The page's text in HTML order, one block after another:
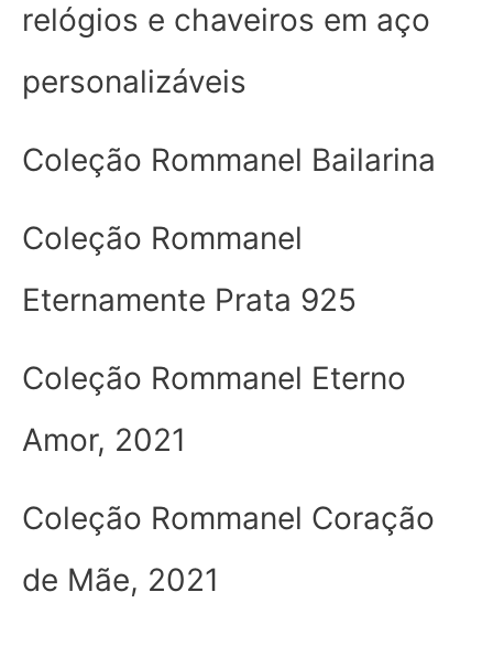
relógios e chaveiros em aço
personalizáveis
Coleção Rommanel Bailarina
Coleção Rommanel
Eternamente Prata 925
Coleção Rommanel Eterno
Amor, 2021
Coleção Rommanel Coração
de Mãe, 2021